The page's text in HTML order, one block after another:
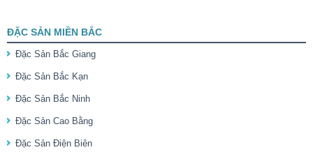
ĐẶC SẢN MIỀN BẮC
Đặc Sản Bắc Giang
Đặc Sản Bắc Kạn
Đặc Sản Bắc Ninh
Đặc Sản Cao Bằng
Đặc Sản Điện Biên